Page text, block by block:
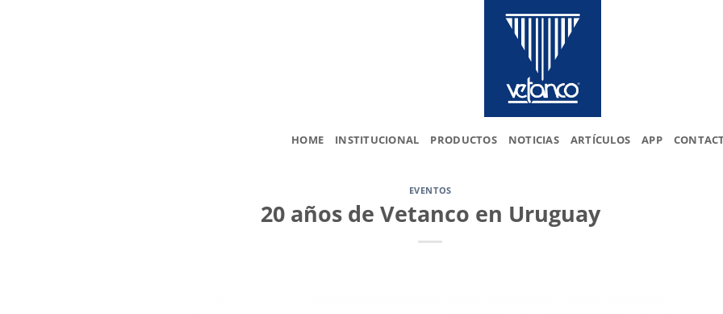
HOME INSTITUCIONAL PRODUCTOS NOTICIAS ARTÍCULOS APP
EVENTOS
20 años de Vetanco en Uruguay